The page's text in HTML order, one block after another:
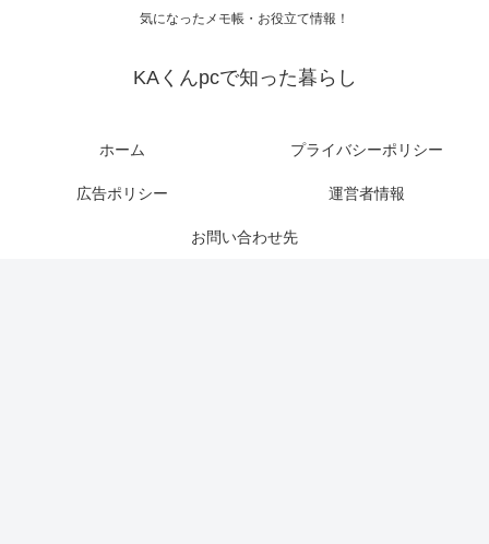
気になったメモ帳・お役立て情報！
KAくんpcで知った暮らし
ホーム プライバシーポリシー
広告ポリシー 運営者情報
お問い合わせ先